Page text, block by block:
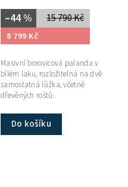
15 790 Kč
–44 %
8 799 Kč
Do košíku
Masivní borovicová palanda v
bílém laku, rozložitelná na dvě
samostatná lůžka, včetně
dřevěných roštů.